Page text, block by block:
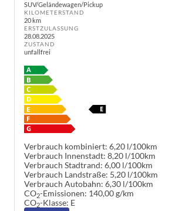
SUV/Geländewagen/Pickup
KILOMETERSTAND
20 km
ERSTZULASSUNG
28.08.2025
ZUSTAND
unfallfrei
Verbrauch kombiniert: 6,20 l/100km
Verbrauch Innenstadt: 8,20 l/100km
Verbrauch Stadtrand: 6,00 l/100km
Verbrauch Landstraße: 5,20 l/100km
Verbrauch Autobahn: 6,30 l/100km
CO2-Emissionen: 140,00 g/km
CO2-Klasse: E